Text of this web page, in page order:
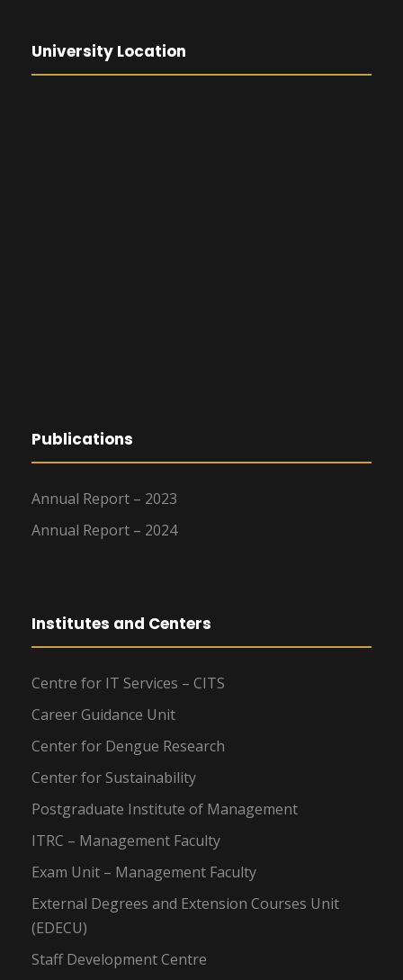
University Location
Publications
Annual Report – 2023
Annual Report – 2024
Institutes and Centers
Centre for IT Services – CITS
Career Guidance Unit
Center for Dengue Research
Center for Sustainability
Postgraduate Institute of Management
ITRC – Management Faculty
Exam Unit – Management Faculty
External Degrees and Extension Courses Unit
(EDECU)
Staff Development Centre